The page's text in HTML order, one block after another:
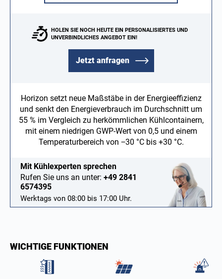
Jetzt anfragen
HOLEN SIE NOCH HEUTE EIN PERSONALISIERTES UND
UNVERBINDLICHES ANGEBOT EIN!
Horizon setzt neue Maßstäbe in der Energieeffizienz
und senkt den Energieverbrauch im Durchschnitt um
55 % im Vergleich zu herkömmlichen Kühlcontainern,
mit einem niedrigen GWP-Wert von 0,5 und einem
Temperaturbereich von −30 °C bis +30 °C.
Mit Kühlexperten sprechen
Rufen Sie uns an unter: +49 2841
6574395
Werktags von 08:00 bis 17:00 Uhr.
WICHTIGE FUNKTIONEN